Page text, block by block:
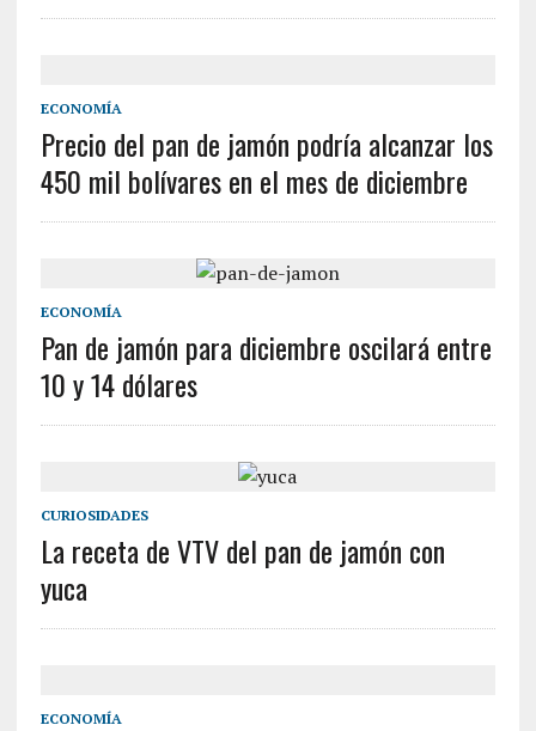
ECONOMÍA
Precio del pan de jamón podría alcanzar los
450 mil bolívares en el mes de diciembre
ECONOMÍA
Pan de jamón para diciembre oscilará entre
10 y 14 dólares
CURIOSIDADES
La receta de VTV del pan de jamón con
yuca
ECONOMÍA